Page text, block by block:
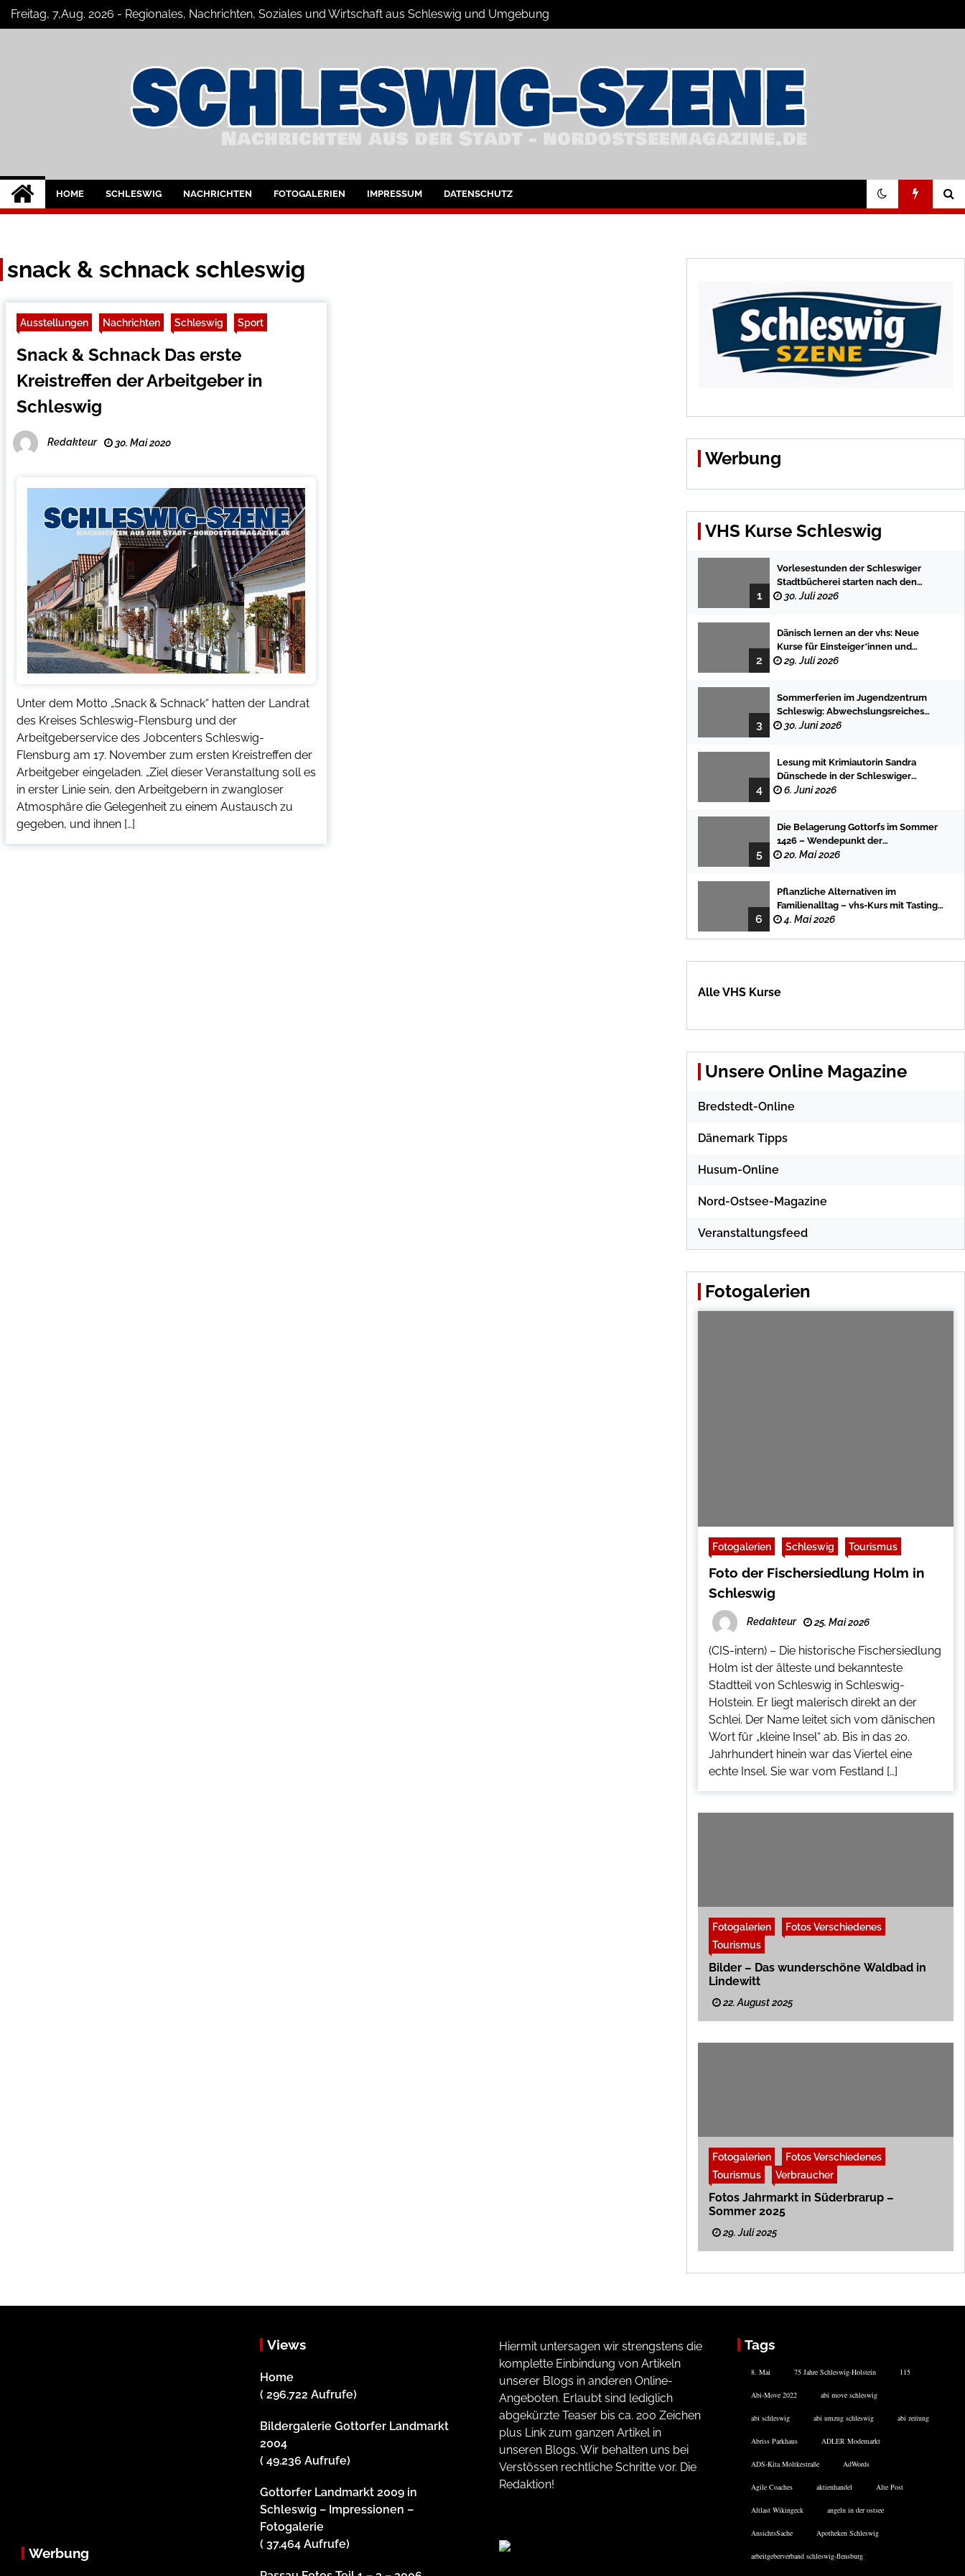
SkipFreitag, 7,Aug. 2026 - Regionales, Nachrichten, Soziales und Wirtschaft aus Schleswig und Umgebung
Schleswig Szene
Neuigkeiten und Nachrichten aus Schleswig und Umgebung
HOME SCHLESWIG NACHRICHTEN FOTOGALERIEN IMPRESSUM DATENSCHUTZ
snack & schnack schleswig
Ausstellungen Nachrichten Schleswig Sport
Snack & Schnack Das erste
Kreistreffen der Arbeitgeber in
Schleswig
Redakteur 30. Mai 2020
Unter dem Motto „Snack & Schnack“ hatten der Landrat
des Kreises Schleswig-Flensburg und der
Arbeitgeberservice des Jobcenters Schleswig-
Flensburg am 17. November zum ersten Kreistreffen der
Arbeitgeber eingeladen. „Ziel dieser Veranstaltung soll es
in erster Linie sein, den Arbeitgebern in zwangloser
Atmosphäre die Gelegenheit zu einem Austausch zu
gegeben, und ihnen […]
Werbung
VHS Kurse Schleswig
1
Vorlesestunden der Schleswiger
Stadtbücherei starten nach den
Sommerferien mit spannenden
30. Juli 2026
2
Dänisch lernen an der vhs: Neue
Kurse für Einsteiger*innen und
Fortgeschrittene
29. Juli 2026
3
Sommerferien im Jugendzentrum
Schleswig: Abwechslungsreiches
Programm für Kinder und Jugendliche
30. Juni 2026
4
Lesung mit Krimiautorin Sandra
Dünschede in der Schleswiger
Stadtbücherei
6. Juni 2026
5
Die Belagerung Gottorfs im Sommer
1426 – Wendepunkt der
Landesgeschichte
20. Mai 2026
6
Pflanzliche Alternativen im
Familienalltag – vhs-Kurs mit Tasting
und einfachen DIY-Rezepten
4. Mai 2026
Alle VHS Kurse
Unsere Online Magazine
Bredstedt-Online
Dänemark Tipps
Husum-Online
Nord-Ostsee-Magazine
Veranstaltungsfeed
Fotogalerien
Fotogalerien Schleswig Tourismus
Foto der Fischersiedlung Holm in
Schleswig
Redakteur 25. Mai 2026
(CIS-intern) – Die historische Fischersiedlung
Holm ist der älteste und bekannteste
Stadtteil von Schleswig in Schleswig-
Holstein. Er liegt malerisch direkt an der
Schlei. Der Name leitet sich vom dänischen
Wort für „kleine Insel“ ab. Bis in das 20.
Jahrhundert hinein war das Viertel eine
echte Insel. Sie war vom Festland […]
Fotogalerien
Fotos Verschiedenes
Tourismus
Bilder – Das wunderschöne Waldbad in
Lindewitt
22. August 2025
Fotogalerien
Fotos Verschiedenes
Tourismus
Verbraucher
Fotos Jahrmarkt in Süderbrarup –
Sommer 2025
29. Juli 2025
Werbung
Views
Home
( 296.722 Aufrufe)
Bildergalerie Gottorfer Landmarkt
2004
( 49.236 Aufrufe)
Gottorfer Landmarkt 2009 in
Schleswig – Impressionen –
Fotogalerie
( 37.464 Aufrufe)
Hiermit untersagen wir strengstens die
komplette Einbindung von Artikeln
unserer Blogs in anderen Online-
Angeboten. Erlaubt sind lediglich
abgekürzte Teaser bis ca. 200 Zeichen
plus Link zum ganzen Artikel in
unseren Blogs. Wir behalten uns bei
Verstössen rechtliche Schritte vor. Die
Redaktion!
Tags
8. Mai 75 Jahre Schleswig-Holstein 115
Abi-Move 2022 abi move schleswig
abi schleswig abi umzug schleswig abi zeitung
Abriss Parkhaus ADLER Modemarkt
ADS-Kita Moltkestraße AdWords
Agile Coaches aktienhandel Alte Post
Altlast Wikingeck angeln in der ostsee
AnsichtsSache Apotheken Schleswig
arbeitgeberverband schleswig-flensburg